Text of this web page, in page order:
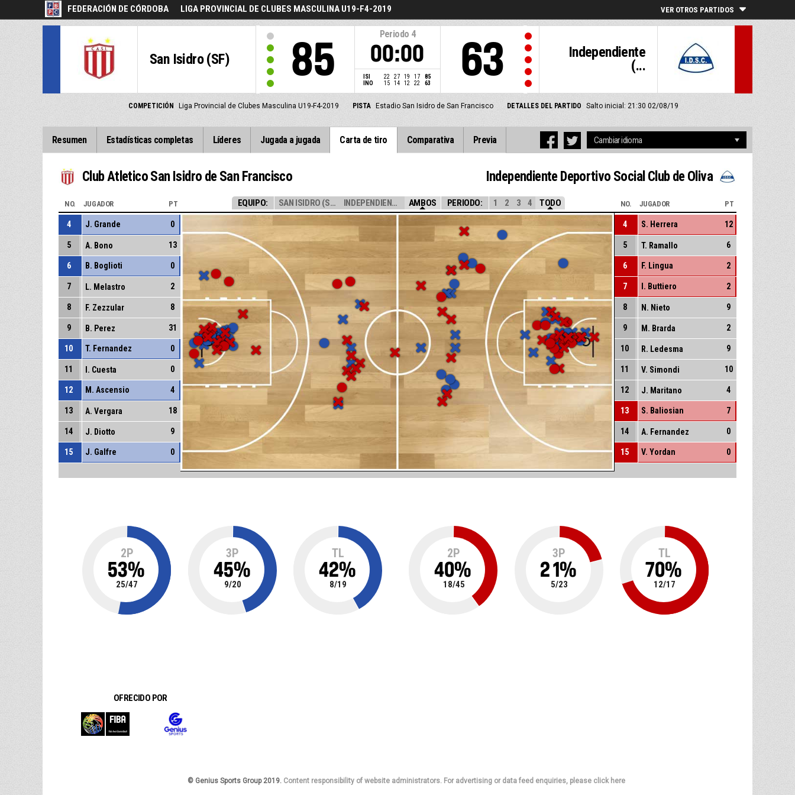
FEDERACIÓN DE CÓRDOBA LIGA PROVINCIAL DE CLUBES MASCULINA U19-F4-2019 VER OTROS PARTIDOS
San Isidro (SF) 85
Periodo 4
00:00
ISI 22 27 19 17
85
INO
15 14 12 22 63
Independiente
(...
63
COMPETICIÓN Liga Provincial de Clubes Masculina U19-F4-2019 PISTA Estadio San Isidro de San Francisco DETALLES DEL PARTIDO Salto inicial: 21:30 02/08/19
Resumen Estadísticas completas Líderes Jugada a jugada Carta de tiro Comparativa Previa
Club Atletico San Isidro de San Francisco Independiente Deportivo Social Club de Oliva
EQUIPO: SAN ISIDRO (SF) INDEPENDIENTE (... AMBOS PERIODO: 1 2 3 4 TODO
NO. JUGADOR PT
4 J. Grande 0
5 A. Bono 13
6 B. Boglioti 0
7 L. Melastro 2
8 F. Zezzular 8
9 B. Perez 31
10 T. Fernandez 0
11 I. Cuesta 0
12 M. Ascensio 4
13 A. Vergara 18
14 J. Diotto 9
15 J. Galfre 0
NO. JUGADOR PT
4 S. Herrera 12
5 T. Ramallo 6
6 F. Lingua 2
7 I. Buttiero 2
8 N. Nieto 9
9 M. Brarda 2
10 R. Ledesma 9
11 V. Simondi 10
12 J. Maritano 4
13 S. Baliosian 7
14 A. Fernandez 0
15 V. Yordan 0
2P
53%
25/47
3P
45%
9/20
TL
42%
8/19
2P
40%
18/45
3P
21%
5/23
TL
70%
12/17
OFRECIDO POR
© Genius Sports Group 2019. Content responsibility of website administrators. For advertising or data feed enquiries, please click here